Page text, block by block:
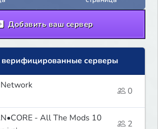
Добавить ваш сервер
серверы
0
- All The Mods 10
2